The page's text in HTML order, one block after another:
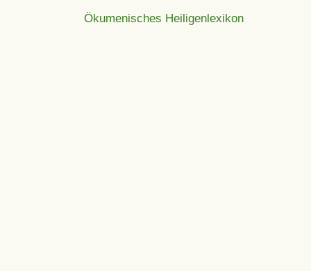
Ökumenisches Heiligenlexikon